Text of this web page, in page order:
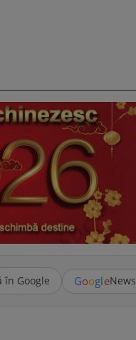
în Google GoogleNews